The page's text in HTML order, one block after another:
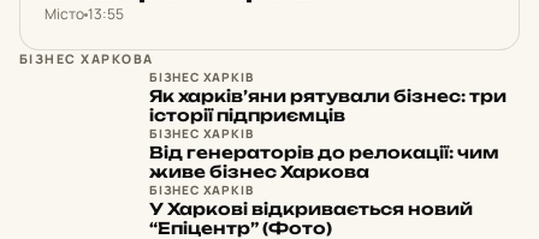
Місто13:55
БІЗНЕС ХАРКОВА
БІЗНЕС ХАРКІВ
Як харків’яни рятували бізнес: три
історії підприємців
БІЗНЕС ХАРКІВ
Від генераторів до релокації: чим
живе бізнес Харкова
БІЗНЕС ХАРКІВ
У Харкові відкривається новий
“Епіцентр” (Фото)